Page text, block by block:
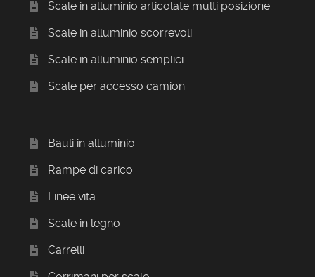
Scale in alluminio articolate multi posizione
Scale in alluminio scorrevoli
Scale in alluminio semplici
Scale per accesso camion
Bauli in alluminio
Rampe di carico
Linee vita
Scale in legno
Carrelli